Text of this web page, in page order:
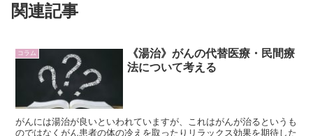
関連記事
コラム
《湯治》がんの代替医療・民間療
法について考える
がんには湯治が良いといわれていますが、これはがんが治るというも
のではなくがん患者の体の冷えを取ったりリラックス効果を期待した